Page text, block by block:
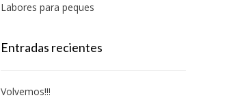
Labores para peques
Entradas recientes
Volvemos!!!